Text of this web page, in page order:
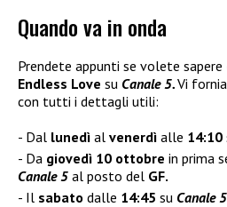
Quando va in onda
Prendete appunti se volete sapere
Endless Love su Canale 5.Vi
con tutti i dettagli utili:
Dal lunedì al venerdì alle 14:10
Da giovedì 10 ottobre in prima
Canale 5 al posto del GF.
Il sabato dalle 14:45 su Canale 5